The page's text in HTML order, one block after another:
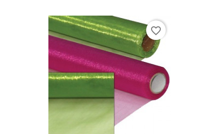
favorite_border